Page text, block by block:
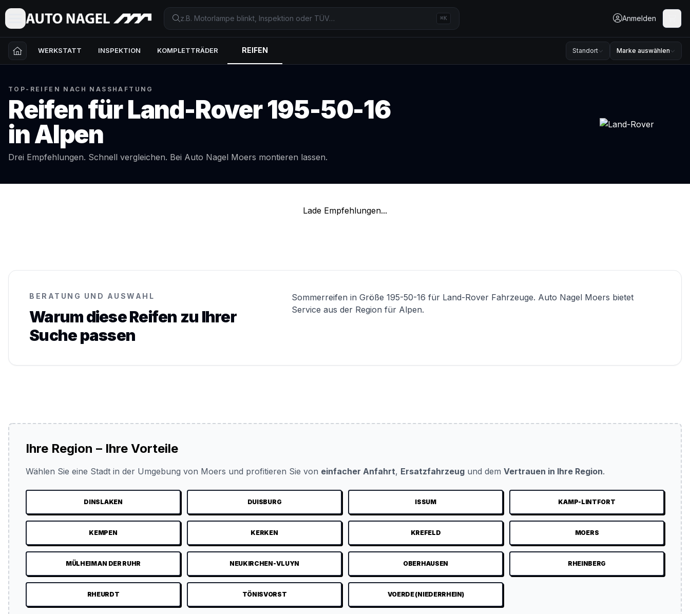
⌘K Anmelden
WERKSTATT INSPEKTION KOMPLETTRÄDER REIFEN Standort Marke auswählen
TOP-REIFEN NACH NASSHAFTUNG
Reifen fürLand-Rover195-50-16
inAlpen
Drei Empfehlungen. Schnell vergleichen. Bei Auto Nagel Moers montieren lassen.
Lade Empfehlungen...
BERATUNG UND AUSWAHL
Warum diese Reifen zu Ihrer
Suche passen
Sommerreifen in Größe 195-50-16 für Land-Rover Fahrzeuge. Auto Nagel Moers bietet
Service aus der Region für Alpen.
Ihre Region – Ihre Vorteile
Wählen Sie eine Stadt in der Umgebung von Moers und profitieren Sie von einfacher Anfahrt, Ersatzfahrzeug und dem Vertrauen in Ihre Region.
DINSLAKEN DUISBURG ISSUM KAMP-LINTFORT
KEMPEN KERKEN KREFELD MOERS
MÜLHEIM AN DER RUHR NEUKIRCHEN-VLUYN OBERHAUSEN RHEINBERG
RHEURDT TÖNISVORST VOERDE (NIEDERRHEIN)